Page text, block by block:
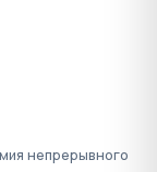
непрерывного